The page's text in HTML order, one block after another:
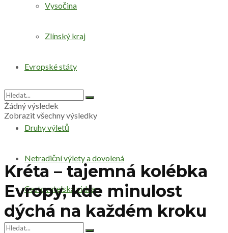
Vysočina
Zlínský kraj
Evropské státy
Svět
Druhy výletů
Netradiční výlety a dovolená
Cestovatelská videa
Žádný výsledek
Zobrazit všechny výsledky
Kréta – tajemná kolébka
Evropy, kde minulost
dýchá na každém kroku